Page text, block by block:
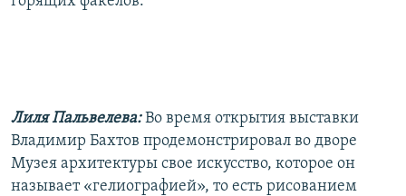
Лиля Пальвелева:Во время открытия выставки
Владимир Бахтов продемонстрировал во дворе
Музея архитектуры свое искусство, которое он
называет «гелиографией», то есть рисованием